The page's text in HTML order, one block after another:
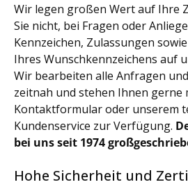
Wir legen großen Wert auf Ihre
Sie nicht, bei Fragen oder
Kennzeichen, Zulassungen
Ihres Wunschkennzeichens auf
Wir bearbeiten alle Anfragen
zeitnah und stehen Ihnen gerne
Kontaktformular oder unserem
Kundenservice zur Verfügung.
bei uns seit 1974
Hohe Sicherheit und